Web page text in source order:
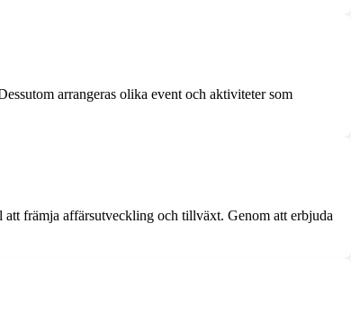
arrangeras olika event och aktiviteter som
att främja affärsutveckling och tillväxt. Genom att erbjuda